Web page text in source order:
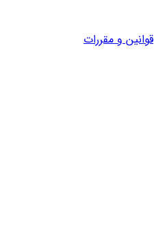
قوانین و مقررات